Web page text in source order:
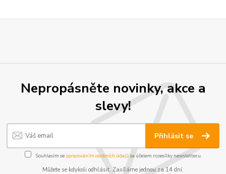
Nepropásněte novinky, akce a
slevy!
Přihlásit se
Souhlasím se zpracováním osobních údajůza účelem rozesílky newsletteru.
Můžete se kdykoli odhlásit. Zasíláme jednou za 14 dní.